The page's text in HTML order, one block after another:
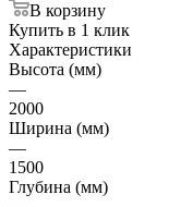
В корзину
Купить в 1 клик
Характеристики
Высота (мм)
—
2000
Ширина (мм)
—
1500
Глубина (мм)